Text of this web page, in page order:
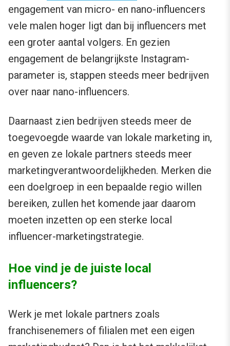
engagement van micro- en nano-influencers
vele malen hoger ligt dan bij influencers met
een groter aantal volgers. En gezien
engagement de belangrijkste Instagram-
parameter is, stappen steeds meer bedrijven
over naar nano-influencers.
Daarnaast zien bedrijven steeds meer de
toegevoegde waarde van lokale marketing in,
en geven ze lokale partners steeds meer
marketingverantwoordelijkheden. Merken die
een doelgroep in een bepaalde regio willen
bereiken, zullen het komende jaar daarom
moeten inzetten op een sterke local
influencer-marketingstrategie.
Hoe vind je de juiste local
influencers?
Werk je met lokale partners zoals
franchisenemers of filialen met een eigen